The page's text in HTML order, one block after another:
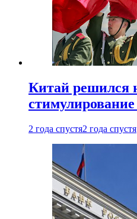
Китай решился
2 года спустя2 года спустя